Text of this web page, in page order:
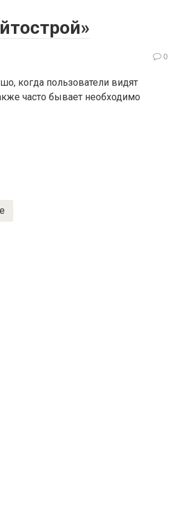
0
когда пользователи видят
часто бывает необходимо